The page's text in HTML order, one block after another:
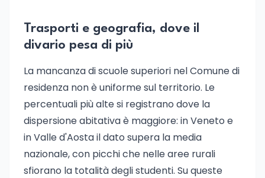
Trasporti e geografia, dove il
divario pesa di più
La mancanza di scuole superiori nel Comune di
residenza non è uniforme sul territorio. Le
percentuali più alte si registrano dove la
dispersione abitativa è maggiore: in Veneto e
in Valle d'Aosta il dato supera la media
nazionale, con picchi che nelle aree rurali
sfiorano la totalità degli studenti. Su queste